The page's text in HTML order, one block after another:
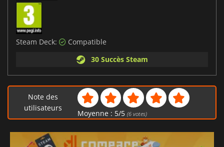
Steam Deck:
Compatible
30 Succès Steam
Note des
utilisateurs
Moyenne : 5/5 (6votes)